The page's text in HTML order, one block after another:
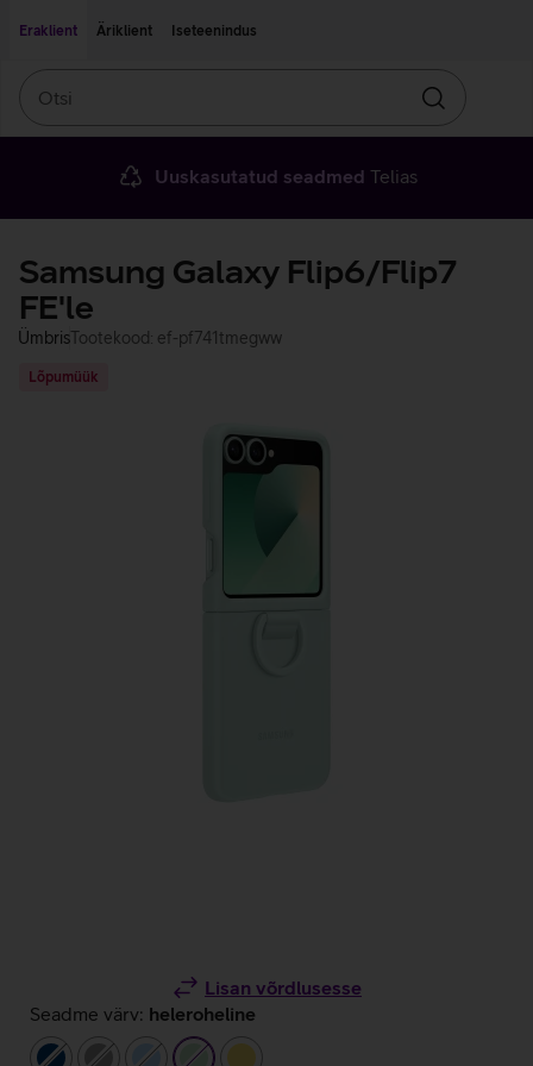
Eraklient
Äriklient Iseteenindus
Otsin
Uuskasutatud seadmed Telias
Samsung Galaxy Flip6/Flip7
FE'le
ÜmbrisTootekood: ef-pf741tmegww
Lõpumüük
Lisan võrdlusesse
Seadme värv: heleroheline
tumesinine
hall helesinineheleroheline
kollane